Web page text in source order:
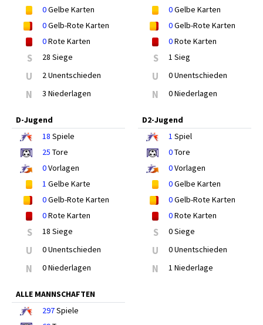
0Gelbe Karten
0Gelb-Rote Karten
0Rote Karten
S 28 Siege
U 2 Unentschieden
N 3 Niederlagen
0Gelbe Karten
0Gelb-Rote Karten
0Rote Karten
S 1 Sieg
U 0 Unentschieden
N 0 Niederlagen
D-Jugend
18 Spiele
25 Tore
0Vorlagen
1 Gelbe Karte
0Gelb-Rote Karten
0Rote Karten
S 18 Siege
U 0 Unentschieden
N 0 Niederlagen
D2-Jugend
1 Spiel
0Tore
0Vorlagen
0Gelbe Karten
0Gelb-Rote Karten
0Rote Karten
S 0 Siege
U 0 Unentschieden
N 1 Niederlage
ALLE MANNSCHAFTEN
297Spiele